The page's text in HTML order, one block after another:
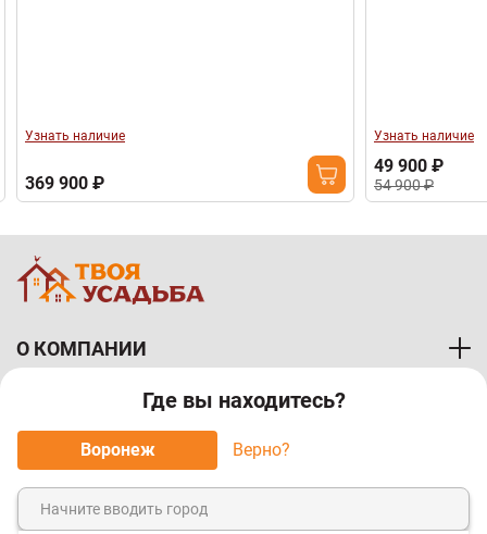
Где вы находитесь?
Воронеж Верно?
Узнать наличие
369 900 ₽
Узнать наличие
49 900 ₽
54 900 ₽
О КОМПАНИИ
ПОКУПАТЕЛЯМ
МЫ ПРИНИМАЕМ К ОПЛАТЕ: